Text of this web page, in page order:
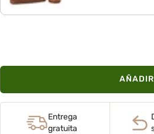
Entrega
gratuita